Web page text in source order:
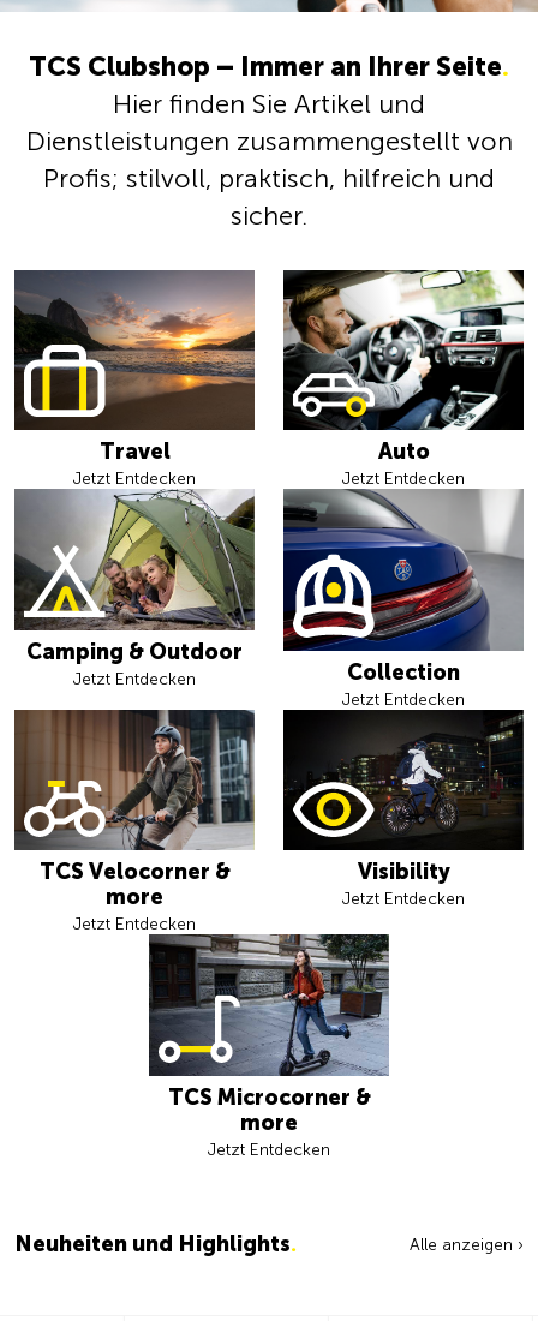
TCS Clubshop – Immer an Ihrer Seite.
Hier finden Sie Artikel und
Dienstleistungen zusammengestellt von
Profis; stilvoll, praktisch, hilfreich und
sicher.
Travel
Jetzt Entdecken
Auto
Jetzt Entdecken
Camping & Outdoor
Jetzt Entdecken Collection
Jetzt Entdecken
TCS Velocorner &
more
Jetzt Entdecken
Visibility
Jetzt Entdecken
TCS Microcorner &
more
Jetzt Entdecken
Neuheiten und Highlights. Alle anzeigen ›